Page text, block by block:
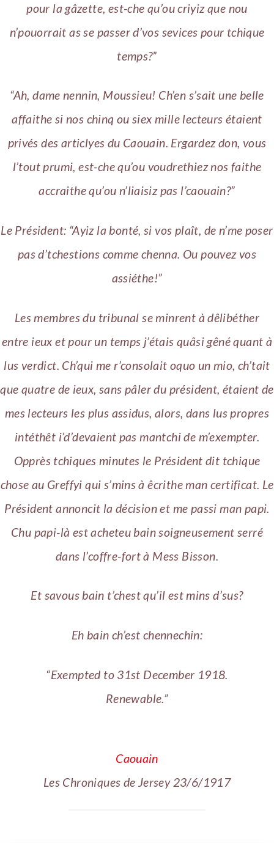
pour la gâzette, est-che qu’ou criyiz que nou
n’pouorrait as se passer d’vos sevices pour tchique
temps?”
“Ah, dame nennin, Moussieu! Ch’en s’sait une belle
affaithe si nos chinq ou siex mille lecteurs étaient
privés des articlyes du Caouain. Ergardez don, vous
l’tout prumi, est-che qu’ou voudrethiez nos faithe
accraithe qu’ou n’liaisiz pas l’caouain?”
Le Président: “Ayiz la bonté, si vos plaît, de n’me poser
pas d’tchestions comme chenna. Ou pouvez vos
assiéthe!”
Les membres du tribunal se minrent à dêlibéther
entre ieux et pour un temps j’étais quâsi gêné quant à
lus verdict. Ch’qui me r’consolait oquo un mio, ch’tait
que quatre de ieux, sans pâler du président, étaient de
mes lecteurs les plus assidus, alors, dans lus propres
intéthêt i’d’devaient pas mantchi de m’exempter.
Opprès tchiques minutes le Président dit tchique
chose au Greffyi qui s’mins à êcrithe man certificat. Le
Président annoncit la décision et me passi man papi.
Chu papi-là est acheteu bain soigneusement serré
dans l’coffre-fort à Mess Bisson.
Et savous bain t’chest qu’il est mins d’sus?
Eh bain ch’est chennechin:
“Exempted to 31st December 1918.
Renewable.”
Caouain
Les Chroniques de Jersey 23/6/1917